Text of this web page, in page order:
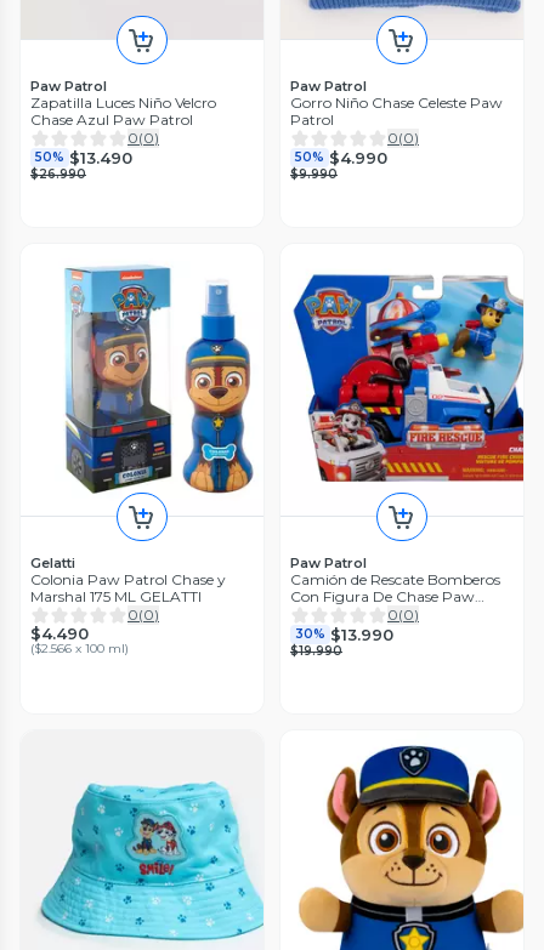
Paw Patrol
Zapatilla Luces Niño Velcro
Chase Azul Paw Patrol
0(0)
50% $13.490
$26.990
Paw Patrol
Gorro Niño Chase Celeste Paw
Patrol
0(0)
50% $4.990
$9.990
Gelatti
Colonia Paw Patrol Chase y
Marshal 175 ML GELATTI
0(0)
$4.490
($2.566 x 100 ml)
Paw Patrol
Camión de Rescate Bomberos
Con Figura De Chase Paw
Patrol
0(0)
30% $13.990
$19.990